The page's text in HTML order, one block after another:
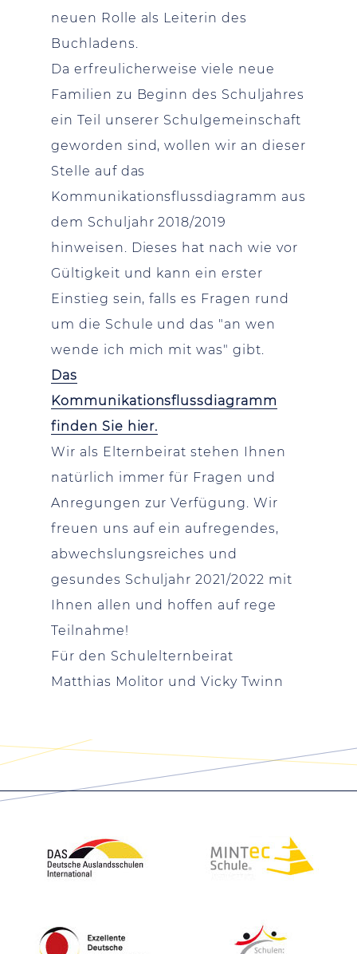
neuen Rolle als Leiterin des
Buchladens.
Da erfreulicherweise viele neue
Familien zu Beginn des Schuljahres
ein Teil unserer Schulgemeinschaft
geworden sind, wollen wir an dieser
Stelle auf das
Kommunikationsflussdiagramm aus
dem Schuljahr 2018/2019
hinweisen. Dieses hat nach wie vor
Gültigkeit und kann ein erster
Einstieg sein, falls es Fragen rund
um die Schule und das "an wen
wende ich mich mit was" gibt.
Das
Kommunikationsflussdiagramm
finden Sie hier.
Wir als Elternbeirat stehen Ihnen
natürlich immer für Fragen und
Anregungen zur Verfügung. Wir
freuen uns auf ein aufregendes,
abwechslungsreiches und
gesundes Schuljahr 2021/2022 mit
Ihnen allen und hoffen auf rege
Teilnahme!
Für den Schulelternbeirat
Matthias Molitor und Vicky Twinn